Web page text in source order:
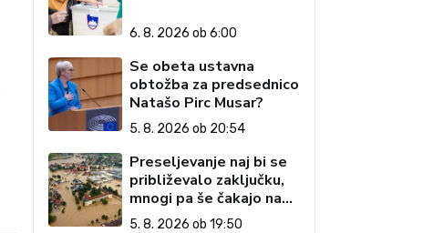
6. 8. 2026 ob 6:00
Se obeta ustavna
obtožba za predsednico
Natašo Pirc Musar?
5. 8. 2026 ob 20:54
Preseljevanje naj bi se
približevalo zaključku,
mnogi pa še čakajo na
domove
5. 8. 2026 ob 19:50